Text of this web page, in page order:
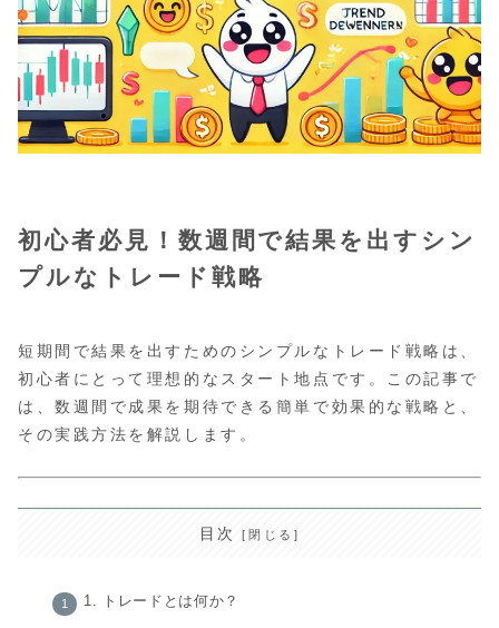
初心者必見！数週間で結果を出すシン
プルなトレード戦略
短期間で結果を出すためのシンプルなトレード戦略は、
初心者にとって理想的なスタート地点です。この記事で
は、数週間で成果を期待できる簡単で効果的な戦略と、
その実践方法を解説します。
目次
1. トレードとは何か？